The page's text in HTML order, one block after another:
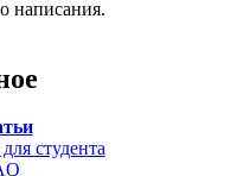
написания.
студента